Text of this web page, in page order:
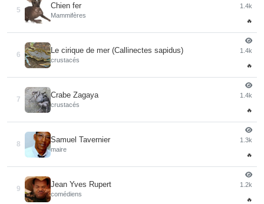
5
Chien fer
Mammifères
1.4k
🔥
6
Le cirique de mer (Callinectes sapidus)
crustacés
1.4k
🔥
7
Crabe Zagaya
crustacés
1.4k
🔥
8
Samuel Tavernier
maire
1.3k
🔥
9
Jean Yves Rupert
comédiens
1.2k
🔥